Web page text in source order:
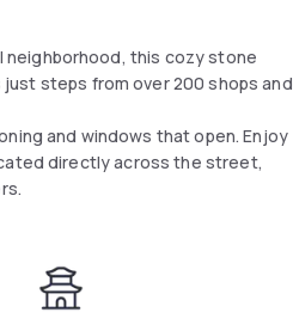
neighborhood, this cozy stone
steps from over 200 shops and
and windows that open. Enjoy
directly across the street,